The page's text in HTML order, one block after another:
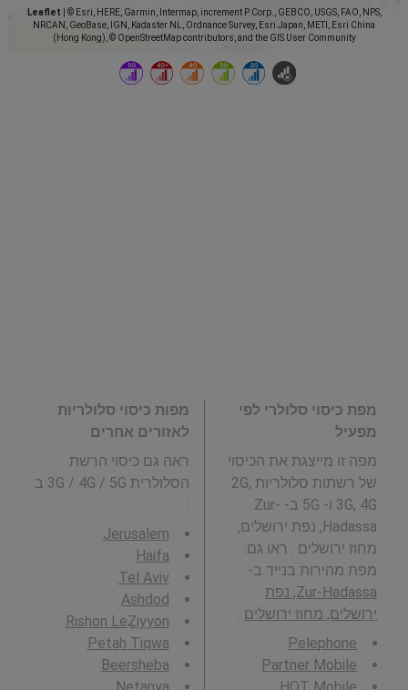
Leaflet
© Esri, HERE, Garmin, Intermap, increment P Corp., GEBCO, USGS, FAO, NPS,
NRCAN, GeoBase, IGN, Kadaster NL, Ordnance Survey, Esri Japan, METI, Esri China
(Hong Kong), © OpenStreetMap contributors, and the GIS User Community
מפת כיסוי סלולרי לפי
מפעיל
מפה זו מייצגת את הכיסוי
של רשתות סלולריות 2G,
3G, 4G ו- 5G ב- Zur-
Hadassa, נפת ירושלים,
מחוז ירושלים . ראו גם:
מפת מהירות בנייד ב-
Zur-Hadassa, נפת
ירושלים, מחוז ירושלים .
Pelephone
Partner Mobile
מפות כיסוי סלולריות
לאזורים אחרים
ראה גם כיסוי הרשת
הסלולרית 3G / 4G / 5G ב
:
Jerusalem
Haifa
Tel Aviv
Ashdod
Rishon LeẔiyyon
Petaẖ Tiqwa
Beersheba